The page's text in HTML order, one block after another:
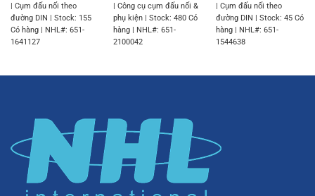
| Cụm đấu nối theo
đường DIN | Stock: 155
Có hàng | NHL#: 651-
1641127
| Công cụ cụm đấu nối &
phụ kiện | Stock: 480 Có
hàng | NHL#: 651-
2100042
| Cụm đấu nối theo
đường DIN | Stock: 45 Có
hàng | NHL#: 651-
1544638